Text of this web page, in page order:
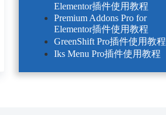
Elementor插件使用教程
Premium Addons Pro for
Elementor插件使用教程
GreenShift Pro插件使用教程
Iks Menu Pro插件使用教程